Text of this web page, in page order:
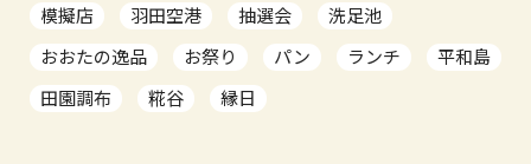
模擬店
羽田空港 抽選会
洗足池
おおたの逸品
お祭り パン ランチ
平和島
田園調布
糀谷 縁日